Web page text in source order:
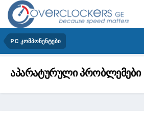
PC კომპონენტები
აპარატურული პრობლემები